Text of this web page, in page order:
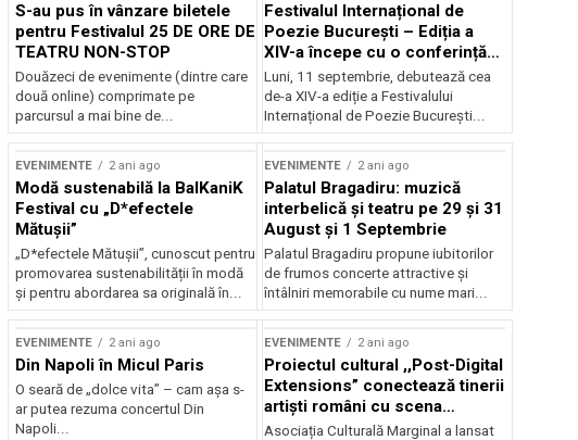
S-au pus în vânzare biletele
pentru Festivalul 25 DE ORE DE
TEATRU NON-STOP
Douăzeci de evenimente (dintre care
două online) comprimate pe
parcursul a mai bine de...
Festivalul Internațional de
Poezie București – Ediția a
XIV-a începe cu o conferință
despre limba română
susținută de Marco Lucchesi
Luni, 11 septembrie, debutează cea
de-a XIV-a ediție a Festivalului
Internațional de Poezie București...
EVENIMENTE 2 ani ago
Modă sustenabilă la BalKaniK
Festival cu „D*efectele
Mătușii”
„D*efectele Mătușii”, cunoscut pentru
promovarea sustenabilității în modă
și pentru abordarea sa originală în...
EVENIMENTE 2 ani ago
Palatul Bragadiru: muzică
interbelică şi teatru pe 29 şi 31
August şi 1 Septembrie
Palatul Bragadiru propune iubitorilor
de frumos concerte attractive şi
întâlniri memorabile cu nume mari...
EVENIMENTE 2 ani ago
Din Napoli în Micul Paris
O seară de „dolce vita” – cam așa s-
ar putea rezuma concertul Din
Napoli...
EVENIMENTE 2 ani ago
Proiectul cultural ,,Post-Digital
Extensions” conectează tinerii
artiști români cu scena
internațională
Asociația Culturală Marginal a lansat